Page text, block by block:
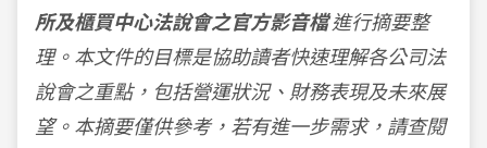
所及櫃買中心法說會之官方影音檔進行摘要整
理。本文件的目標是協助讀者快速理解各公司法
說會之重點，包括營運狀況、財務表現及未來展
望。本摘要僅供參考，若有進一步需求，請查閱